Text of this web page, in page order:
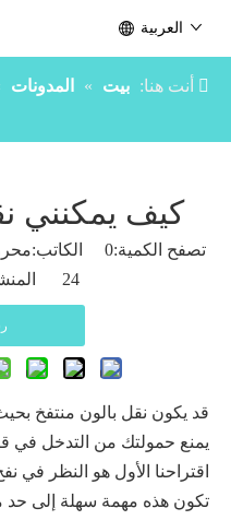
العربية
أنت هنا: بيت » المدونات
كيف يمكنني
تصفح الكمية:0
24 المنشأ:
قد يكون نقل بالون منتفخ
يمنع حمولتك من التدخل في
اقتراحنا الأول هو النظر في
تكون هذه مهمة سهلة إلى